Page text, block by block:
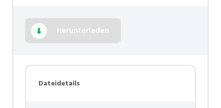
Herunterladen
Dateidetails